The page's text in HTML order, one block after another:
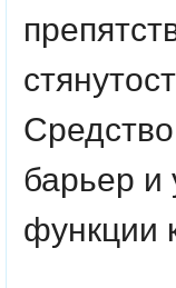
барьер и
функции